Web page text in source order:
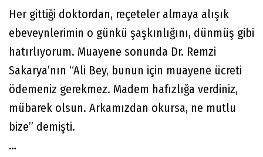
Her gittiği doktordan, reçeteler almaya alışık
ebeveynlerimin o günkü şaşkınlığını, dünmüş gibi
hatırlıyorum. Muayene sonunda Dr. Remzi
Sakarya’nın “Ali Bey, bunun için muayene ücreti
ödemeniz gerekmez. Madem hafızlığa verdiniz,
mübarek olsun. Arkamızdan okursa, ne mutlu
bize” demişti.
…